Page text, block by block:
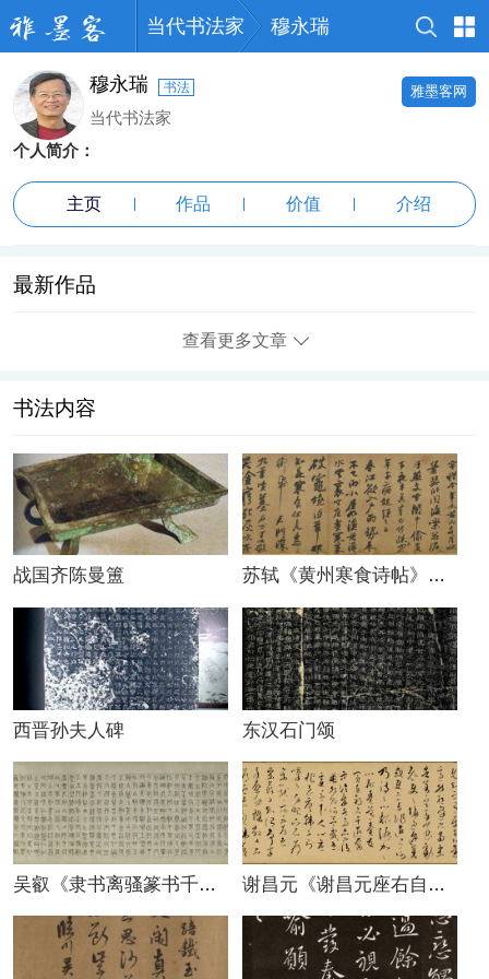
当代书法家 穆永瑞
穆永瑞 书法
当代书法家
个人简介：
主页 作品 价值 介绍
雅墨客网
最新作品
查看更多文章
书法内容
战国齐陈曼簠 苏轼《黄州寒食诗帖》译文诠释高清图片
西晋孙夫人碑 东汉石门颂
吴叡《隶书离骚篆书千字文》卷 谢昌元《谢昌元座右自警辞》原文 高清图片